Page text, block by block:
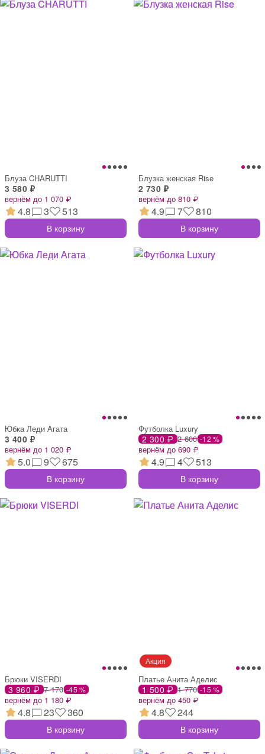
Блуза CHARUTTI
3 580 ₽
вернём до 1 070 ₽
4.8 3 513
В корзину
Блузка женская Rise
2 730 ₽
вернём до 810 ₽
4.9 7 810
В корзину
Юбка Леди Агата
3 400 ₽
вернём до 1 020 ₽
5.0 9 675
В корзину
Футболка Luxury
2 300 ₽ 2 600 -12 %
вернём до 690 ₽
4.9 4 513
В корзину
Брюки VISERDI
3 960 ₽ 7 170 -45 %
вернём до 1 180 ₽
4.8 23 360
В корзину
Платье Анита Аделис
1 500 ₽ 1 770 -15 %
вернём до 450 ₽
4.8 244
В корзину